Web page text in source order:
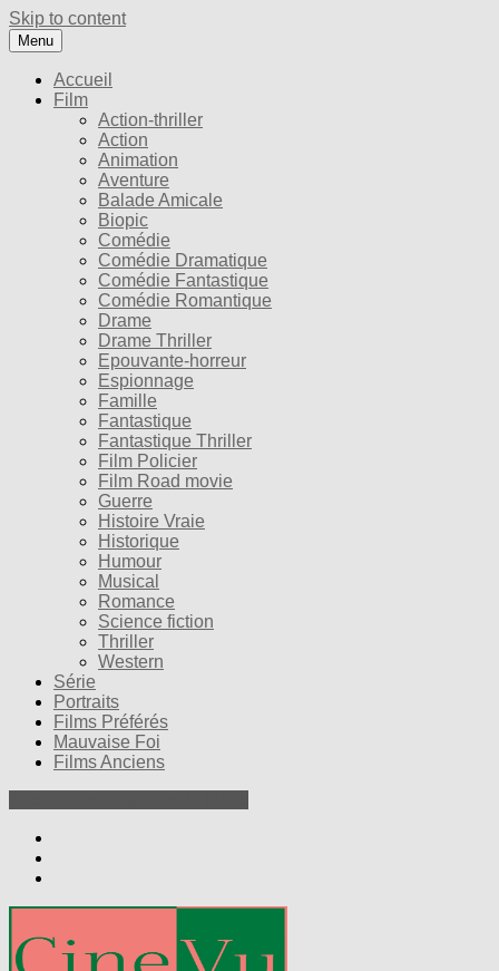
Skip to content
Menu
Accueil
Film
Action-thriller
Action
Animation
Aventure
Balade Amicale
Biopic
Comédie
Comédie Dramatique
Comédie Fantastique
Comédie Romantique
Drame
Drame Thriller
Epouvante-horreur
Espionnage
Famille
Fantastique
Fantastique Thriller
Film Policier
Film Road movie
Guerre
Histoire Vraie
Historique
Humour
Musical
Romance
Science fiction
Thriller
Western
Série
Portraits
Films Préférés
Mauvaise Foi
Films Anciens